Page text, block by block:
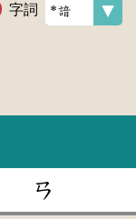
字詞
ㄢ